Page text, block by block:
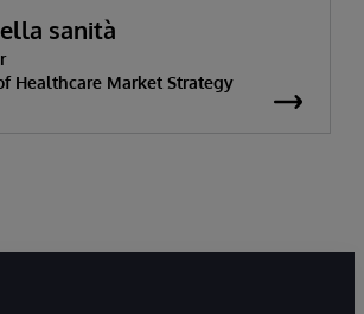
sanità
Healthcare Market Strategy